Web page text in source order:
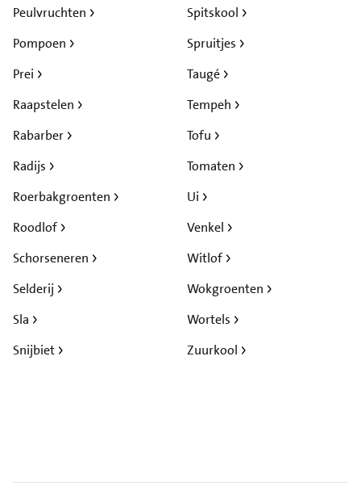
Peulvruchten
Pompoen
Prei
Raapstelen
Rabarber
Radijs
Roerbakgroenten
Roodlof
Schorseneren
Selderij
Sla
Snijbiet
Spitskool
Spruitjes
Taugé
Tempeh
Tofu
Tomaten
Ui
Venkel
Witlof
Wokgroenten
Wortels
Zuurkool